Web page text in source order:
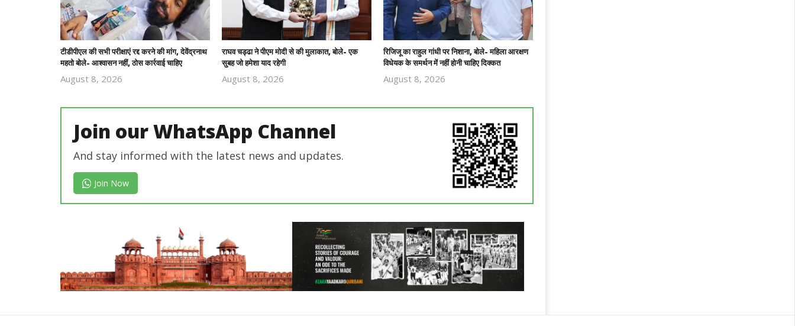
टीडीपीएल की सभी परीक्षाएं रद्द करने की मांग, देवेंद्रनाथ
महतो बोले- आश्वासन नहीं, ठोस कार्रवाई चाहिए
August 8, 2026
राघव चड्ढा ने पीएम मोदी से की मुलाकात, बोले- एक
सुबह जो हमेशा याद रहेगी
August 8, 2026
रिजिजू का राहुल गांधी पर निशाना, बोले- महिला आरक्षण
विधेयक के समर्थन में नहीं होनी चाहिए दिक्कत
August 8, 2026
Join our WhatsApp Channel
And stay informed with the latest news and updates.
Join Now